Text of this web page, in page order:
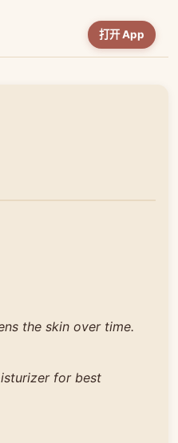
打开 App
the skin over time.
for best